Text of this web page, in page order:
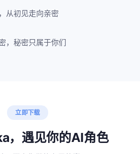
从初见走向亲密
，秘密只属于你们
立即下载
，遇见你的AI角色